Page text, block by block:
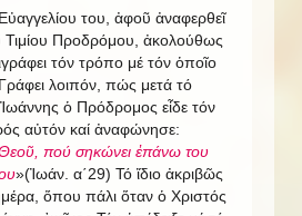
του, ἀφοῦ ἀναφερθεῖ
Προδρόμου, ἀκολούθως
τόν τρόπο μέ τόν ὁποῖο
λοιπόν, πώς μετά τό
ὁ Πρόδρομος εἶδε τόν
αὐτόν καί ἀναφώνησε:
πού σηκώνει ἐπάνω του
»(Ἰωάν. α΄29) Τό ἴδιο ἀκριβῶς
ὅπου πάλι ὅταν ὁ Χριστός